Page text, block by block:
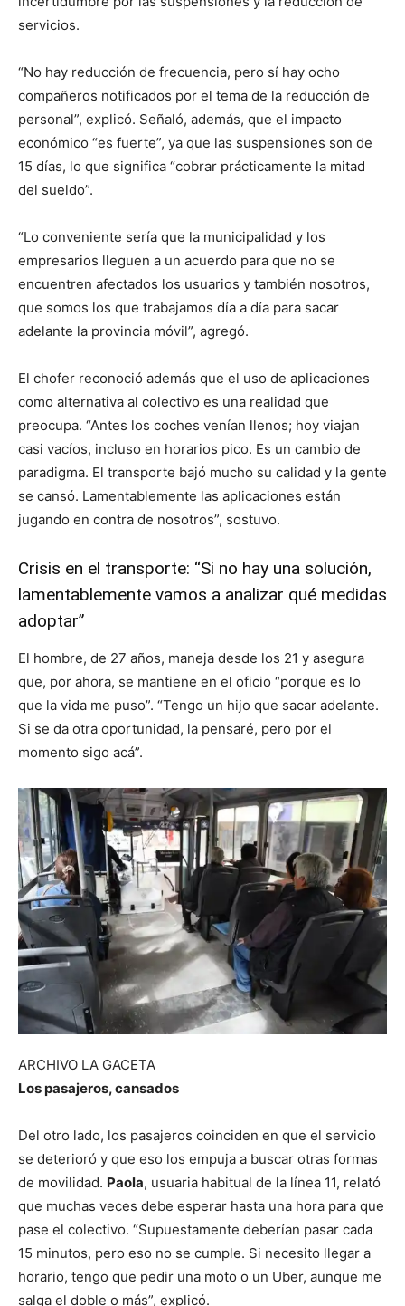
servicios.
“No hay reducción de frecuencia, pero sí hay ocho
compañeros notificados por el tema de la reducción de
personal”, explicó. Señaló, además, que el impacto
económico “es fuerte”, ya que las suspensiones son de
15 días, lo que significa “cobrar prácticamente la mitad
del sueldo”.
“Lo conveniente sería que la municipalidad y los
empresarios lleguen a un acuerdo para que no se
encuentren afectados los usuarios y también nosotros,
que somos los que trabajamos día a día para sacar
adelante la provincia móvil”, agregó.
El chofer reconoció además que el uso de aplicaciones
como alternativa al colectivo es una realidad que
preocupa. “Antes los coches venían llenos; hoy viajan
casi vacíos, incluso en horarios pico. Es un cambio de
paradigma. El transporte bajó mucho su calidad y la gente
se cansó. Lamentablemente las aplicaciones están
jugando en contra de nosotros”, sostuvo.
Crisis en el transporte: “Si no hay una solución,
lamentablemente vamos a analizar qué medidas
adoptar”
El hombre, de 27 años, maneja desde los 21 y asegura
que, por ahora, se mantiene en el oficio “porque es lo
que la vida me puso”. “Tengo un hijo que sacar adelante.
Si se da otra oportunidad, la pensaré, pero por el
momento sigo acá”.
ARCHIVO LA GACETA
Los pasajeros, cansados
Del otro lado, los pasajeros coinciden en que el servicio
se deterioró y que eso los empuja a buscar otras formas
de movilidad. Paola, usuaria habitual de la línea 11, relató
que muchas veces debe esperar hasta una hora para que
pase el colectivo. “Supuestamente deberían pasar cada
15 minutos, pero eso no se cumple. Si necesito llegar a
horario, tengo que pedir una moto o un Uber, aunque me
salga el doble o más”, explicó.